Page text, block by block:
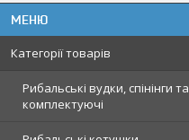
Категорії товарів
Рибальські вудки, спінінги та
комплектуючі